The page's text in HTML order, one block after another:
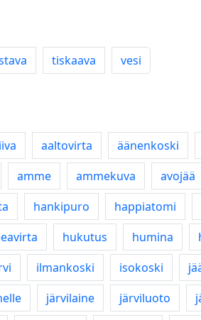
tiskaava vesi
aaltovirta äänenkoski
amme ammekuva avojää
hankipuro happiatomi
hukutus humina
ilmankoski isokoski
järvilaine järviluoto